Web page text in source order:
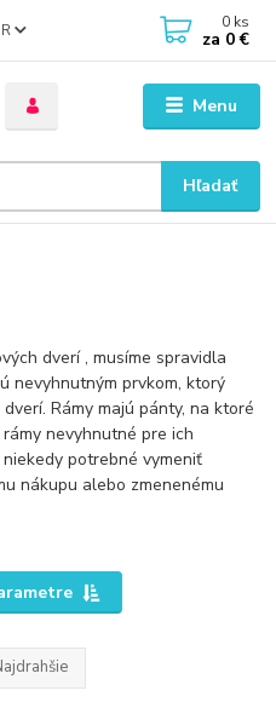
Menu
Hľadať
0 ks
za 0 €
dverí, musíme spravidla
nevyhnutným prvkom, ktorý
Rámy majú pánty, na ktoré
nevyhnutné pre ich
potrebné vymeniť
nákupu alebo zmenenému